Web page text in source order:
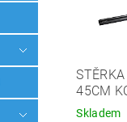
45CM
Skladem